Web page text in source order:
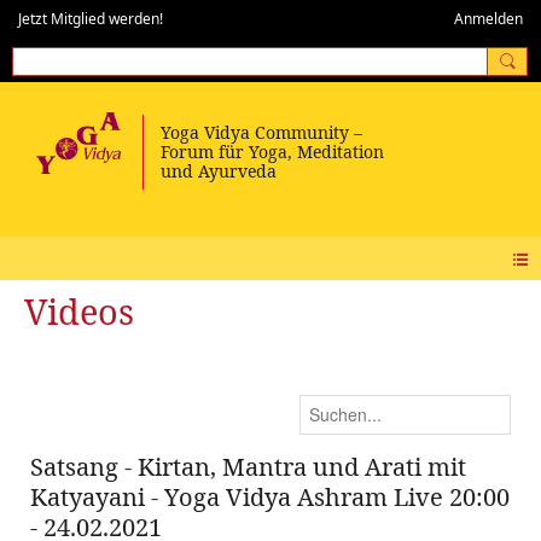
Jetzt Mitglied werden! Anmelden
Videos
Satsang - Kirtan, Mantra und Arati mit
Katyayani - Yoga Vidya Ashram Live 20:00
- 24.02.2021